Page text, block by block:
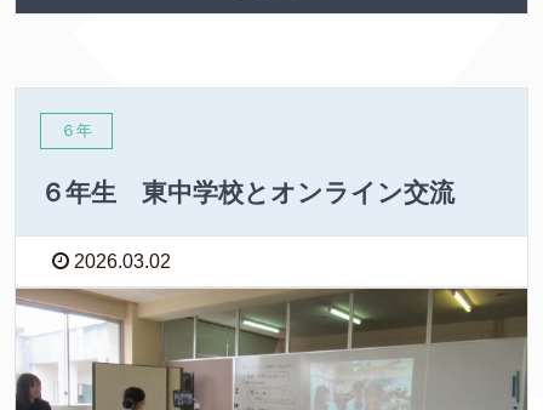
６年
６年生 東中学校とオンライン交流
2026.03.02